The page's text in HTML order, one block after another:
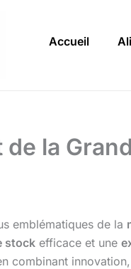
Accueil
de la
emblématiques de la
stock efficace et une
combinant innovation,